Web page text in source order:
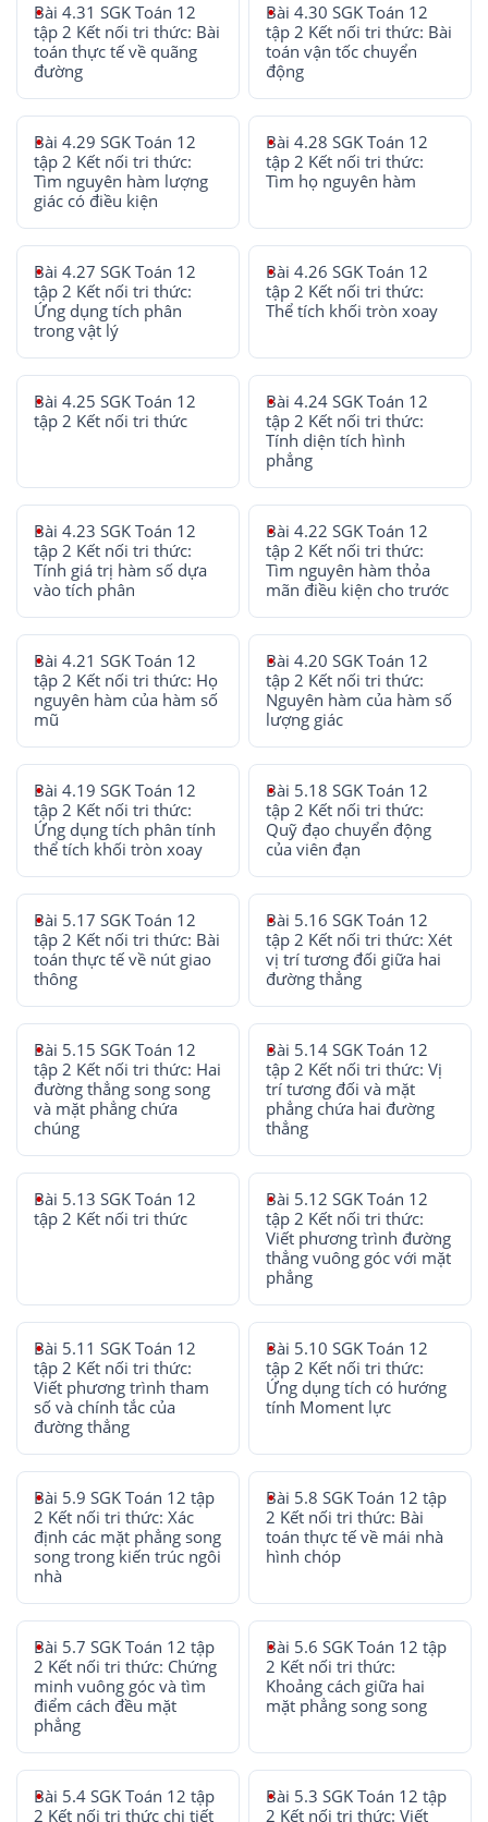
Bài 4.31 SGK Toán 12
tập 2 Kết nối tri thức: Bài
toán thực tế về quãng
đường
Bài 4.30 SGK Toán 12
tập 2 Kết nối tri thức: Bài
toán vận tốc chuyển
động
Bài 4.29 SGK Toán 12
tập 2 Kết nối tri thức:
Tìm nguyên hàm lượng
giác có điều kiện
Bài 4.28 SGK Toán 12
tập 2 Kết nối tri thức:
Tìm họ nguyên hàm
Bài 4.27 SGK Toán 12
tập 2 Kết nối tri thức:
Ứng dụng tích phân
trong vật lý
Bài 4.26 SGK Toán 12
tập 2 Kết nối tri thức:
Thể tích khối tròn xoay
Bài 4.25 SGK Toán 12
tập 2 Kết nối tri thức
Bài 4.24 SGK Toán 12
tập 2 Kết nối tri thức:
Tính diện tích hình
phẳng
Bài 4.23 SGK Toán 12
tập 2 Kết nối tri thức:
Tính giá trị hàm số dựa
vào tích phân
Bài 4.22 SGK Toán 12
tập 2 Kết nối tri thức:
Tìm nguyên hàm thỏa
mãn điều kiện cho trước
Bài 4.21 SGK Toán 12
tập 2 Kết nối tri thức: Họ
nguyên hàm của hàm số
mũ
Bài 4.20 SGK Toán 12
tập 2 Kết nối tri thức:
Nguyên hàm của hàm số
lượng giác
Bài 4.19 SGK Toán 12
tập 2 Kết nối tri thức:
Ứng dụng tích phân tính
thể tích khối tròn xoay
Bài 5.18 SGK Toán 12
tập 2 Kết nối tri thức:
Quỹ đạo chuyển động
của viên đạn
Bài 5.17 SGK Toán 12
tập 2 Kết nối tri thức: Bài
toán thực tế về nút giao
thông
Bài 5.16 SGK Toán 12
tập 2 Kết nối tri thức: Xét
vị trí tương đối giữa hai
đường thẳng
Bài 5.15 SGK Toán 12
tập 2 Kết nối tri thức: Hai
đường thẳng song song
và mặt phẳng chứa
chúng
Bài 5.14 SGK Toán 12
tập 2 Kết nối tri thức: Vị
trí tương đối và mặt
phẳng chứa hai đường
thẳng
Bài 5.13 SGK Toán 12
tập 2 Kết nối tri thức
Bài 5.12 SGK Toán 12
tập 2 Kết nối tri thức:
Viết phương trình đường
thẳng vuông góc với mặt
phẳng
Bài 5.11 SGK Toán 12
tập 2 Kết nối tri thức:
Viết phương trình tham
số và chính tắc của
đường thẳng
Bài 5.10 SGK Toán 12
tập 2 Kết nối tri thức:
Ứng dụng tích có hướng
tính Moment lực
Bài 5.9 SGK Toán 12 tập
2 Kết nối tri thức: Xác
định các mặt phẳng song
song trong kiến trúc ngôi
nhà
Bài 5.8 SGK Toán 12 tập
2 Kết nối tri thức: Bài
toán thực tế về mái nhà
hình chóp
Bài 5.7 SGK Toán 12 tập
2 Kết nối tri thức: Chứng
minh vuông góc và tìm
điểm cách đều mặt
phẳng
Bài 5.6 SGK Toán 12 tập
2 Kết nối tri thức:
Khoảng cách giữa hai
mặt phẳng song song
Bài 5.4 SGK Toán 12 tập
2 Kết nối tri thức chi tiết
Bài 5.3 SGK Toán 12 tập
2 Kết nối tri thức: Viết